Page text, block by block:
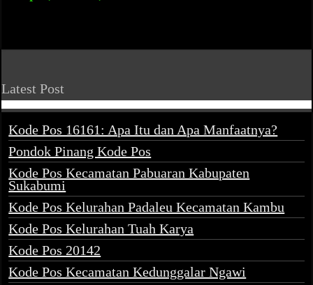
Latest Post
Kode Pos 16161: Apa Itu dan Apa Manfaatnya?
Pondok Pinang Kode Pos
Kode Pos Kecamatan Pabuaran Kabupaten
Sukabumi
Kode Pos Kelurahan Padaleu Kecamatan Kambu
Kode Pos Kelurahan Tuah Karya
Kode Pos 20142
Kode Pos Kecamatan Kedunggalar Ngawi